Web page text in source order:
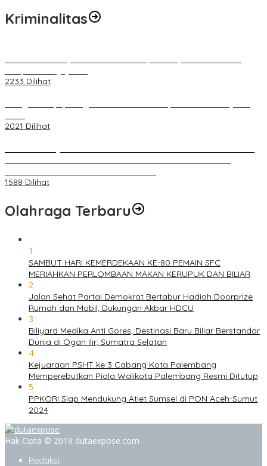
Kriminalitas
2233 Dilihat
2021 Dilihat
1588 Dilihat
Olahraga Terbaru
1
SAMBUT HARI KEMERDEKAAN KE-80 PEMAIN SFC
MERIAHKAN PERLOMBAAN MAKAN KERUPUK DAN BILIAR
2
Jalan Sehat Partai Demokrat Bertabur Hadiah Doorprize
Rumah dan Mobil, Dukungan Akbar HDCU
3
Biliyard Medika Anti Gores, Destinasi Baru Biliar Berstandar
Dunia di Ogan Ilir, Sumatra Selatan
4
Kejuaraan PSHT ke 3 Cabang Kota Palembang
Memperebutkan Piala Walikota Palembang Resmi Ditutup
5
PPKORI Siap Mendukung Atlet Sumsel di PON Aceh-Sumut
2024
Hak Cipta © 2019 dutaexpose.com
Redaksi